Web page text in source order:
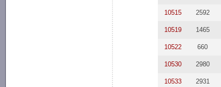
10515 2592
10519 1465
10522 660
10530 2980
10533 2931